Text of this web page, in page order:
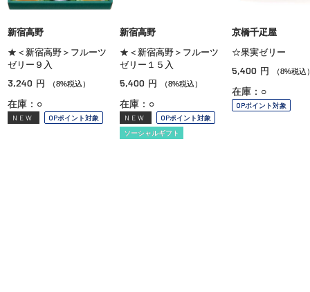
新宿高野
★＜新宿高野＞フルーツ
ゼリー９入
3,240 円 （8%税込）
在庫：○
NEW OPポイント対象
新宿高野
★＜新宿高野＞フルーツ
ゼリー１５入
5,400 円 （8%税込）
在庫：○
NEW
OPポイント対象
ソーシャルギフト
京橋千疋屋
☆果実ゼリー
5,400 円 （8%税込
在庫：○
OPポイント対象